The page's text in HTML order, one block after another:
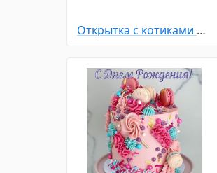
Открытка с котиками на день семьи любви и верности